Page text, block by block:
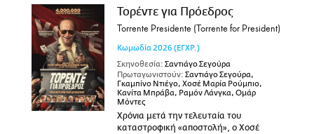
Τορέντε για Πρόεδρος
Torrente Presidente (Torrente for President)
Κωμωδία 2026 (ΕΓΧΡ.)
Σκηνοθεσία: Σαντιάγο Σεγούρα
Πρωταγωνιστούν: Σαντιάγο Σεγούρα,
Γκαμπίνο Ντιέγο, Χοσέ Μαρία Ρούμπιο,
Κανίτα Μπράβα, Ραμόν Λάνγκα, Ομάρ
Μόντες
Χρόνια μετά την τελευταία του
καταστροφική «αποστολή», ο Χοσέ